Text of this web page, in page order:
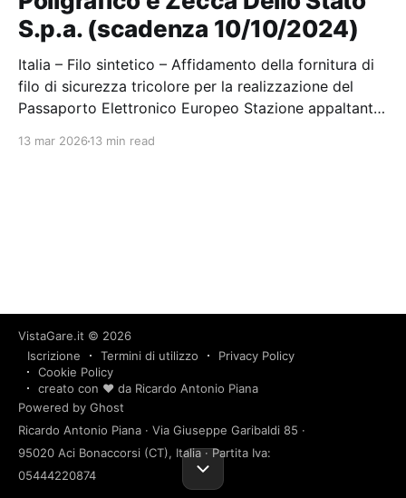
S.p.a. (scadenza 10/10/2024)
Italia – Filo sintetico – Affidamento della fornitura di
filo di sicurezza tricolore per la realizzazione del
Passaporto Elettronico Europeo Stazione appaltante:
13 mar 2026 13 min read
VistaGare.it © 2026
Iscrizione
Termini di utilizzo
Privacy Policy
Cookie Policy
creato con ❤️ da Ricardo Antonio Piana
Powered by Ghost
Ricardo Antonio Piana · Via Giuseppe Garibaldi 85 ·
95020 Aci Bonaccorsi (CT), Italia · Partita Iva:
05444220874